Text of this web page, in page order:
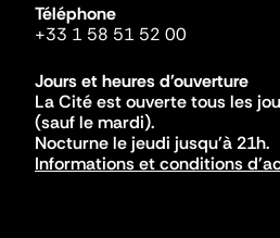
Téléphone
+33 1 58 51 52 00
Jours et heures d'ouverture
La Cité est ouverte tous les
(sauf le mardi).
Nocturne le jeudi jusqu'à 21h.
Informations et conditions